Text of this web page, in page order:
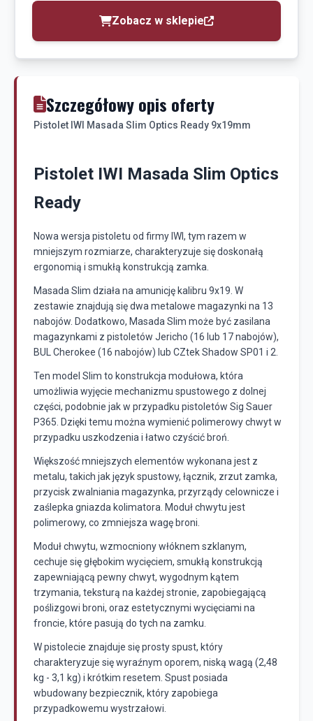
Zobacz w sklepie
Szczegółowy opis oferty
Pistolet IWI Masada Slim Optics Ready 9x19mm
Pistolet IWI Masada Slim Optics
Ready
Nowa wersja pistoletu od firmy IWI, tym razem w
mniejszym rozmiarze, charakteryzuje się doskonałą
ergonomią i smukłą konstrukcją zamka.
Masada Slim działa na amunicję kalibru 9x19. W
zestawie znajdują się dwa metalowe magazynki na 13
nabojów. Dodatkowo, Masada Slim może być zasilana
magazynkami z pistoletów Jericho (16 lub 17 nabojów),
BUL Cherokee (16 nabojów) lub CZtek Shadow SP01 i 2.
Ten model Slim to konstrukcja modułowa, która
umożliwia wyjęcie mechanizmu spustowego z dolnej
części, podobnie jak w przypadku pistoletów Sig Sauer
P365. Dzięki temu można wymienić polimerowy chwyt w
przypadku uszkodzenia i łatwo czyścić broń.
Większość mniejszych elementów wykonana jest z
metalu, takich jak język spustowy, łącznik, zrzut zamka,
przycisk zwalniania magazynka, przyrządy celownicze i
zaślepka gniazda kolimatora. Moduł chwytu jest
polimerowy, co zmniejsza wagę broni.
Moduł chwytu, wzmocniony włóknem szklanym,
cechuje się głębokim wycięciem, smukłą konstrukcją
zapewniającą pewny chwyt, wygodnym kątem
trzymania, teksturą na każdej stronie, zapobiegającą
poślizgowi broni, oraz estetycznymi wycięciami na
froncie, które pasują do tych na zamku.
W pistolecie znajduje się prosty spust, który
charakteryzuje się wyraźnym oporem, niską wagą (2,48
kg - 3,1 kg) i krótkim resetem. Spust posiada
wbudowany bezpiecznik, który zapobiega
przypadkowemu wystrzałowi.